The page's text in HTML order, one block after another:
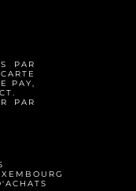
PAR
PAY,
PAR